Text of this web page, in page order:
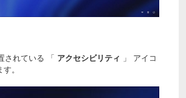
されている 「 アクセシビリティ 」 アイコ
。